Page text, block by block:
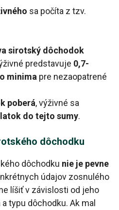
sa počíta z tzv.
sirotský dôchodok
predstavuje 0,7-
minima pre nezaopatrené
poberá, výživné sa
do tejto sumy.
dôchodku
dôchodku nie je pevne
údajov zosnulého
líšiť v závislosti od jeho
typu dôchodku. Ak mal